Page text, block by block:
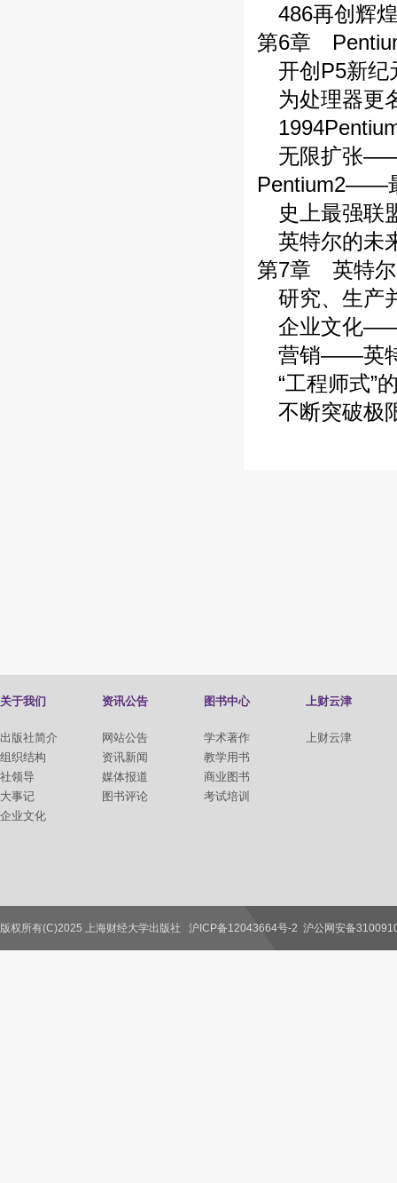
486再创辉煌
第6章
开创P5新纪
为处理器更
无限扩张
Pentium2——
史上最强联
英特尔的未
第7章 英特尔
研究、生产
企业文化
营销——英
“工程师式”
不断突破极
关于我们
出版社简介
组织结构
社领导
大事记
企业文化
资讯公告
网站公告
资讯新闻
媒体报道
图书评论
图书中心
学术著作
教学用书
商业图书
考试培训
上财云津
上财云津
联系我们
版权所有(C)2025 上海财经大学出版社 沪ICP备12043664号-2 沪公网安备